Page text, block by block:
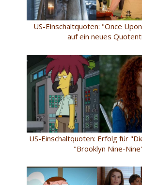
US-Einschaltquoten: "Once
auf ein neues
US-Einschaltquoten: Erfolg für
"Brooklyn Nine-